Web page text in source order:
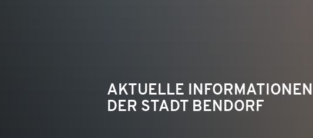
AKTUELLE INFORMATIONEN
DER STADT BENDORF